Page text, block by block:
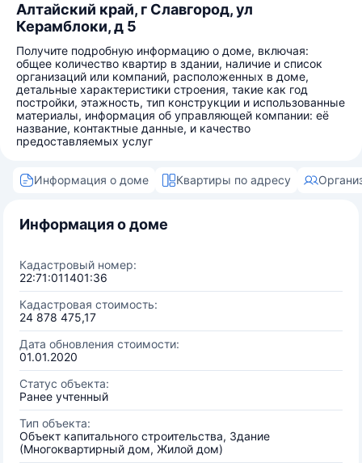
Алтайский край, г Славгород, ул
Керамблоки, д 5
Получите подробную информацию о доме, включая:
общее количество квартир в здании, наличие и список
организаций или компаний, расположенных в доме,
детальные характеристики строения, такие как год
постройки, этажность, тип конструкции и использованные
материалы, информация об управляющей компании: её
название, контактные данные, и качество
предоставляемых услуг
Информация о доме Квартиры по адресу
Информация о доме
Кадастровый номер:
22:71:011401:36
Кадастровая стоимость:
24 878 475,17
Дата обновления стоимости:
01.01.2020
Статус объекта:
Ранее учтенный
Тип объекта:
Объект капитального строительства, Здание
(Многоквартирный дом, Жилой дом)